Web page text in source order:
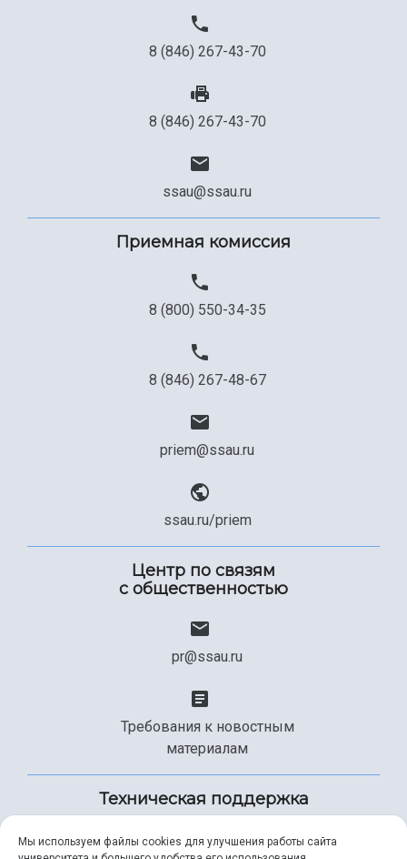
8 (846) 267-43-70
8 (846) 267-43-70
ssau@ssau.ru
Приемная комиссия
8 (800) 550-34-35
8 (846) 267-48-67
priem@ssau.ru
ssau.ru/priem
Центр по связям
с общественностью
pr@ssau.ru
Требования к новостным
материалам
Техническая поддержка
Мы используем файлы cookies для улучшения работы сайта